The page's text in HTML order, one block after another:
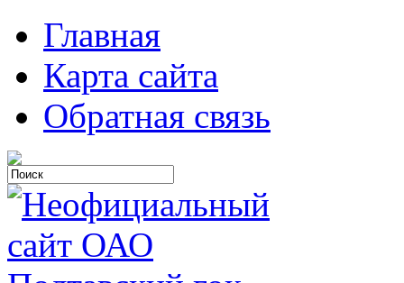
Главная
Карта сайта
Обратная связь